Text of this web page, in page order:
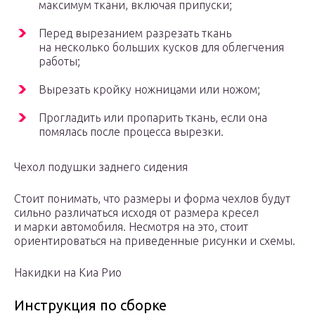
максимум ткани, включая припуски;
Перед вырезанием разрезать ткань
на несколько больших кусков для облегчения
работы;
Вырезать кройку ножницами или ножом;
Прогладить или пропарить ткань, если она
помялась после процесса вырезки.
Чехол подушки заднего сидения
Стоит понимать, что размеры и форма чехлов будут
сильно различаться исходя от размера кресел
и марки автомобиля. Несмотря на это, стоит
ориентироваться на приведенные рисунки и схемы.
Накидки на Киа Рио
Инструкция по сборке